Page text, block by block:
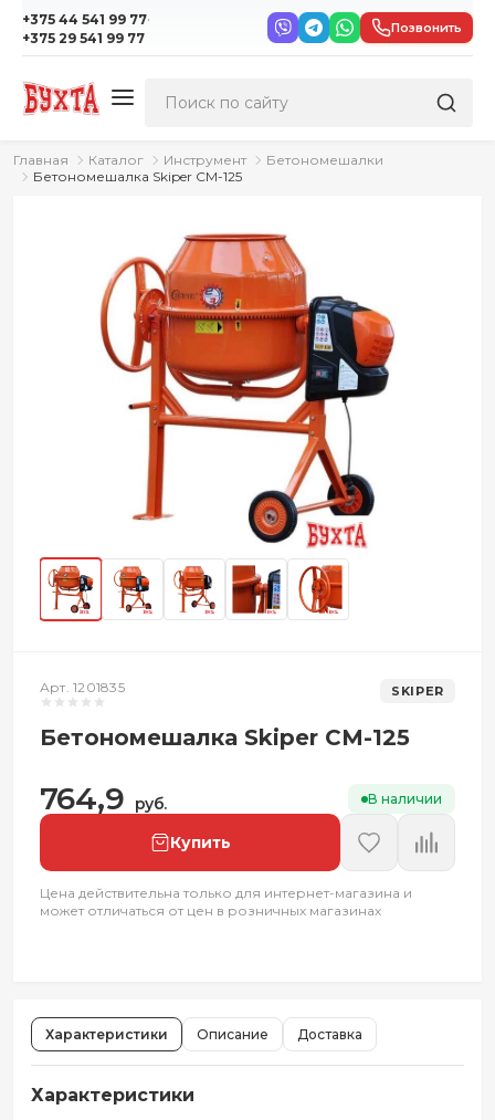
+375 44 541 99 77·
+375 29 541 99 77
Позвонить
Главная Каталог Инструмент
Бетономешалки
Бетономешалка Skiper СМ-125
Арт. 1201835 SKIPER
Бетономешалка Skiper СМ-125
764,9 руб. В наличии
Купить
Цена действительна только для интернет-магазина и
может отличаться от цен в розничных магазинах
Характеристики Описание Доставка
Характеристики